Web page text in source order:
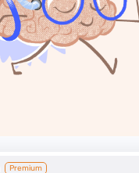
Premium